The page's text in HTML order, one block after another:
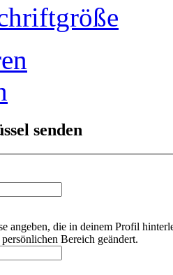
senden
angeben, die in deinem Profil
Bereich geändert.